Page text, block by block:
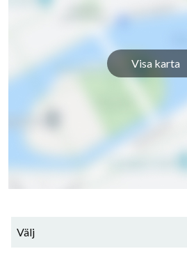
Visa karta
Välj